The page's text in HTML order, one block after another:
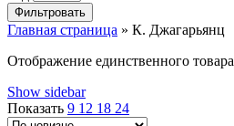
Фильтровать
Главная страница » К. Джагарьянц
Отображение единственного товара
Show sidebar
Показать 9 12 18 24